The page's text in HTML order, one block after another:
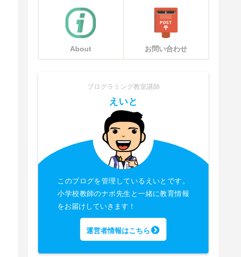
About お問い合わせ
プログラミング教室講師
えいと
このブログを管理しているえいとです。
小学校教師のナポ先生と一緒に教育情報
をお届けしていきます！
運営者情報はこちら